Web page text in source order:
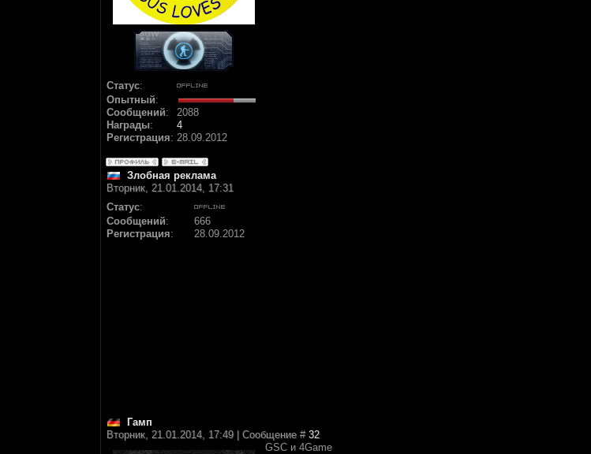
Статус:
Опытный:
Сообщений:
2088
Награды:
4
Регистрация: 28.09.2012
Злобная реклама
Вторник, 21.01.2014, 17:31
Статус:
Сообщений:
666
Регистрация: 28.09.2012
Гамп
Вторник, 21.01.2014, 17:49 | Сообщение # 32
GSC и 4Game